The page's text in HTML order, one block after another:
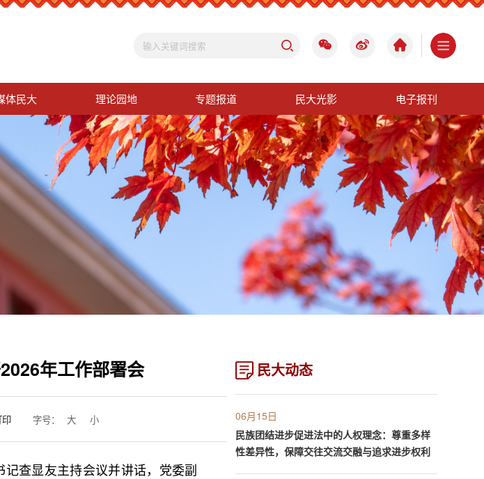
体民大 理论园地 专题报道 民大光影 电子报刊
年工作部署会
字号： 大 小
查显友主持会议并讲话，党委副
民大动态
06月15日
民族团结进步促进法中的人权理念：尊重多样
性差异性，保障交往交流交融与追求进步权利